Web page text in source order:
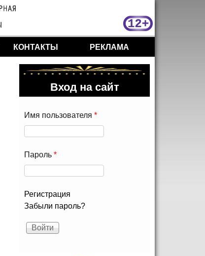
КОНТАКТЫ РЕКЛАМА
Вход на сайт
Имя пользователя *
Пароль *
Регистрация
Забыли пароль?